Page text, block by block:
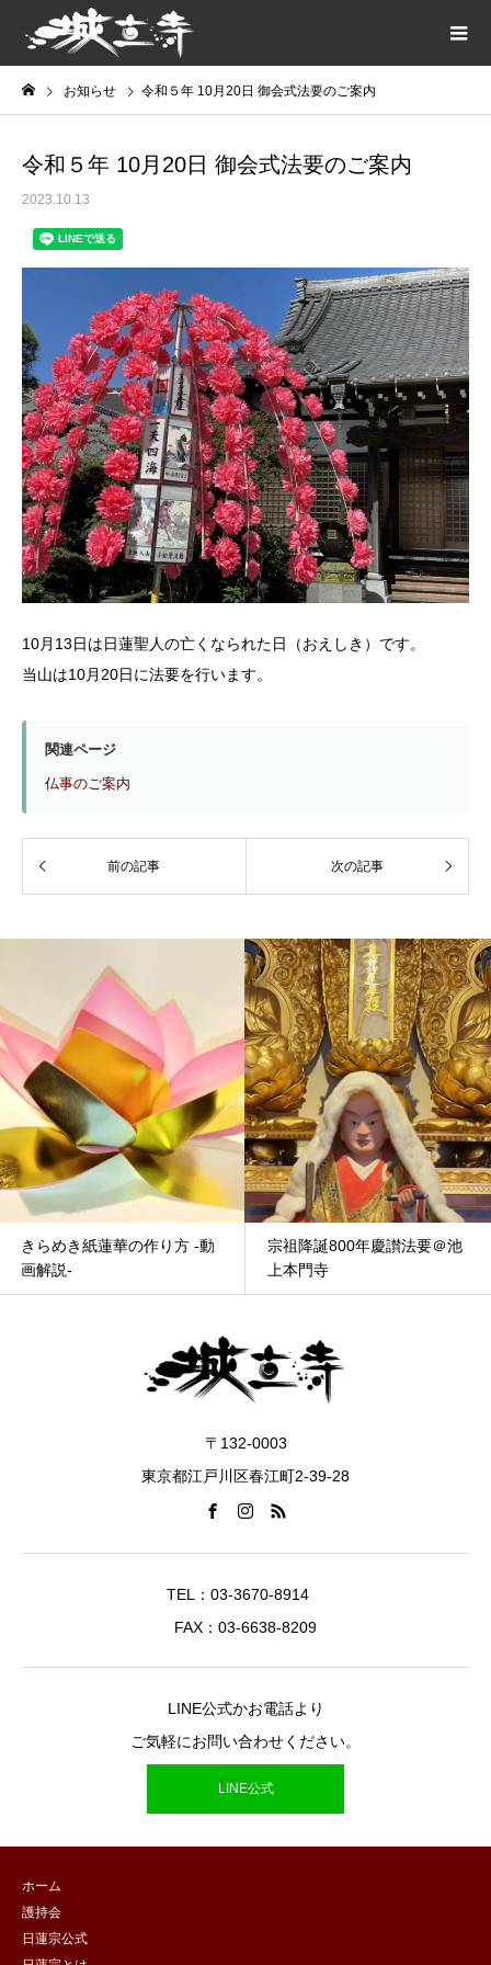
お知らせ 令和５年 10月20日 御会式法要のご案内
令和５年 10月20日 御会式法要のご案内
2023.10.13
10月13日は日蓮聖人の亡くなられた日（おえしき）です。
当山は10月20日に法要を行います。
関連ページ
仏事のご案内
きらめき紙蓮華の作り方 -動
画解説-
宗祖降誕800年慶讃法要＠池
上本門寺
〒132-0003
東京都江戸川区春江町2-39-28
TEL：03-3670-8914
FAX：03-6638-8209
LINE公式かお電話より
ご気軽にお問い合わせください。
LINE公式
ホーム
護持会
日蓮宗公式